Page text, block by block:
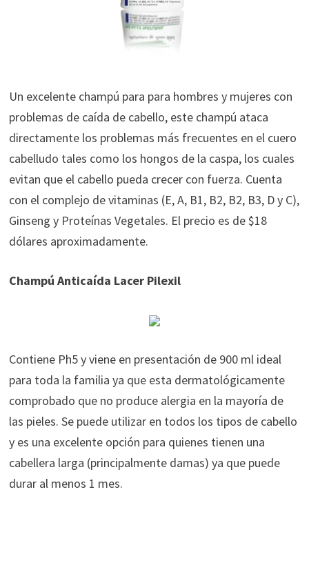
Un excelente champú para para hombres y mujeres con
problemas de caída de cabello, este champú ataca
directamente los problemas más frecuentes en el cuero
cabelludo tales como los hongos de la caspa, los cuales
evitan que el cabello pueda crecer con fuerza. Cuenta
con el complejo de vitaminas (E, A, B1, B2, B2, B3, D y C),
Ginseng y Proteínas Vegetales. El precio es de $18
dólares aproximadamente.
Champú Anticaída Lacer Pilexil
Contiene Ph5 y viene en presentación de 900 ml ideal
para toda la familia ya que esta dermatológicamente
comprobado que no produce alergia en la mayoría de
las pieles. Se puede utilizar en todos los tipos de cabello
y es una excelente opción para quienes tienen una
cabellera larga (principalmente damas) ya que puede
durar al menos 1 mes.